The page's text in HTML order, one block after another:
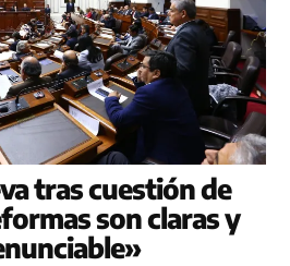
tras cuestión de
son claras y